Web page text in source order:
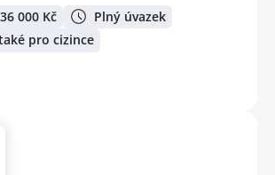
000 Kč
Plný úvazek
pro cizince